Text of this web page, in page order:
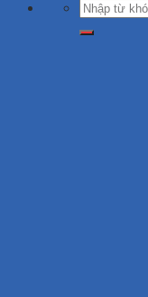
Search